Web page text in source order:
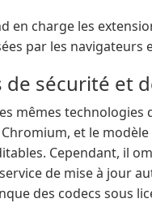
en charge les
par les navigateurs
de sécurité et
mêmes technologies
et le
Cependant, il
de mise à jour
des codecs sous